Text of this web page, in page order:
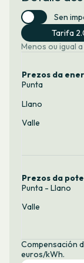
Sen
Tarifa
Menos ou igual
Prezos da
Punta
Llano
Valle
Prezos da
Punta - Llano
Valle
Compensación
euros/kWh.